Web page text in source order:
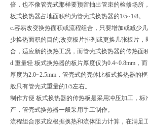
倍，也不像管壳式那样要预留抽出管束的检修场所
板式换热器占地面积约为管壳式换热器的1/5~1/8。
c.容易改变换热面积或流程组合，只要增加或减少
少换热面积的目的;改变板片排列或更换几张板片，
合，适应新的换热工况，而管壳式换热器的传热面
d.重量轻 板式换热器的板片厚度仅为0.4~0.8mm，
厚度为2.0~2.5mm，管壳式的壳体比板式换热器的
般只有管壳式重量的1/5左右。
制作方便 板式换热器的传热板是采用冲压加工，标
产，管壳式换热器一般采用手工制作。
流程组合形式应根据换热和流体阻力计算，在满足